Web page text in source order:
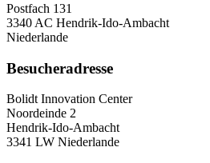
Postfach 131
3340 AC Hendrik-Ido-Ambacht
Niederlande
Besucheradresse
Bolidt Innovation Center
Noordeinde 2
Hendrik-Ido-Ambacht
3341 LW Niederlande